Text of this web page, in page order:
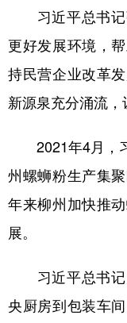
习近平总书记
更好发展环境，
持民营企业改革
新源泉充分涌流，
2021年4月，习
州螺蛳粉生产集
年来柳州加快推
展。
习近平总书记
央厨房到包装车